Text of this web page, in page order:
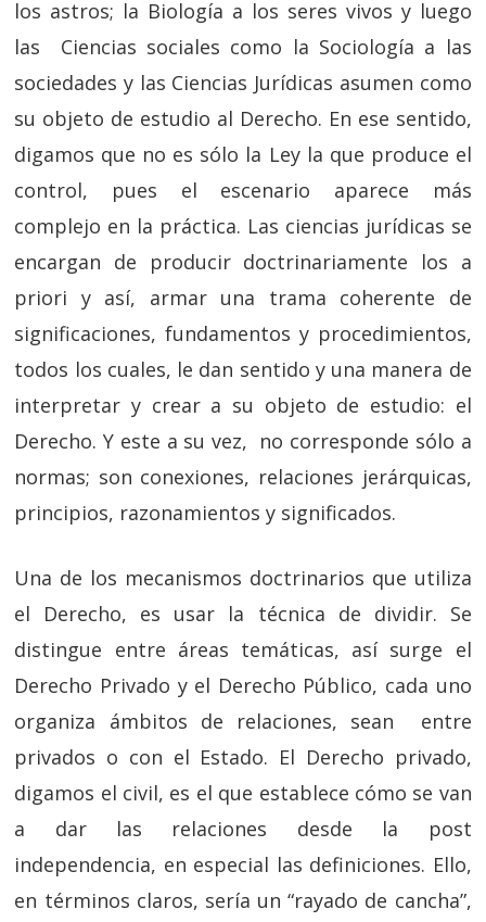
los astros; la Biología a los seres vivos y luego
las Ciencias sociales como la Sociología a las
sociedades y las Ciencias Jurídicas asumen como
su objeto de estudio al Derecho. En ese sentido,
digamos que no es sólo la Ley la que produce el
control, pues el escenario aparece más
complejo en la práctica. Las ciencias jurídicas se
encargan de producir doctrinariamente los a
priori y así, armar una trama coherente de
significaciones, fundamentos y procedimientos,
todos los cuales, le dan sentido y una manera de
interpretar y crear a su objeto de estudio: el
Derecho. Y este a su vez, no corresponde sólo a
normas; son conexiones, relaciones jerárquicas,
principios, razonamientos y significados.
Una de los mecanismos doctrinarios que utiliza
el Derecho, es usar la técnica de dividir. Se
distingue entre áreas temáticas, así surge el
Derecho Privado y el Derecho Público, cada uno
organiza ámbitos de relaciones, sean entre
privados o con el Estado. El Derecho privado,
digamos el civil, es el que establece cómo se van
a dar las relaciones desde la post
independencia, en especial las definiciones. Ello,
en términos claros, sería un “rayado de cancha”,